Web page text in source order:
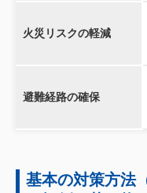
火災リスクの軽減
避難経路の確保
基本の対策方法